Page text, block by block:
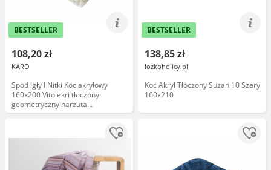
BESTSELLER
108,20 zł
KARO
Spod Igły I Nitki Koc akrylowy
160x200 Vito ekri tłoczony
geometryczny narzuta
dekoracyjna
BESTSELLER
138,85 zł
lozkoholicy.pl
Koc Akryl Tłoczony Suzan 10 Szary
160x210